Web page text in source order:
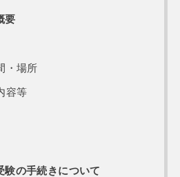
要
・場所
容等
験の手続きについて